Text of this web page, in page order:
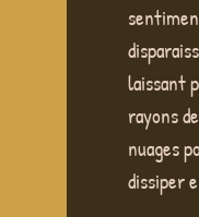
laissant
rayons
nuages
dissiper